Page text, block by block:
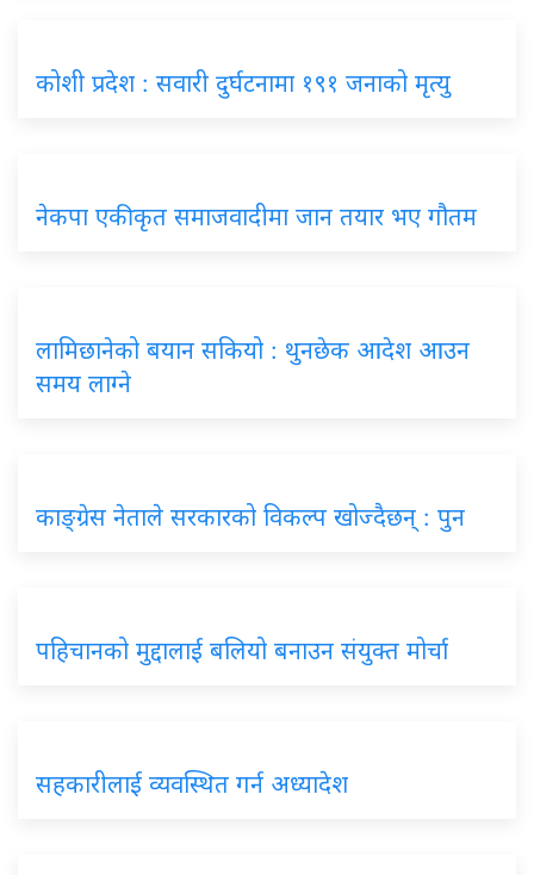
कोशी प्रदेश : सवारी दुर्घटनामा १९१ जनाको मृत्यु
नेकपा एकीकृत समाजवादीमा जान तयार भए गौतम
लामिछानेको बयान सकियो : थुनछेक आदेश आउन
समय लाग्ने
काङ्ग्रेस नेताले सरकारको विकल्प खोज्दैछन् : पुन
पहिचानको मुद्दालाई बलियो बनाउन संयुक्त मोर्चा
सहकारीलाई व्यवस्थित गर्न अध्यादेश